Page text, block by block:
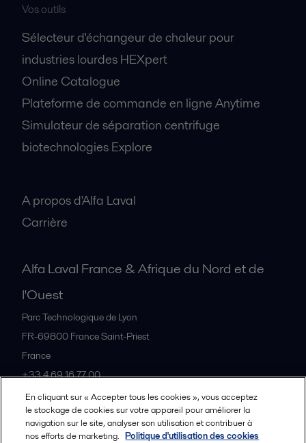
Vos outils
Sélecteur d'échangeur de chaleur pour
industries lourdes HEXpert
Online Catalogue
Plateforme de commande en ligne Anytime
Simulateur de séparation centrifuge
biotechnologies Explore
A propos d'Alfa Laval
Carrière
Alfa Laval France & Afrique du Nord et de
l'Ouest
Parc Technologique de Lyon
FR-69800 France Saint-Priest
France
+33 4 69 16 77 00
Tous les bureaux et partenaires
En cliquant sur « Accepter tous les cookies », vous acceptez
le stockage de cookies sur votre appareil pour améliorer la
navigation sur le site, analyser son utilisation et contribuer à
nos efforts de marketing. Politique d'utilisation des cookies